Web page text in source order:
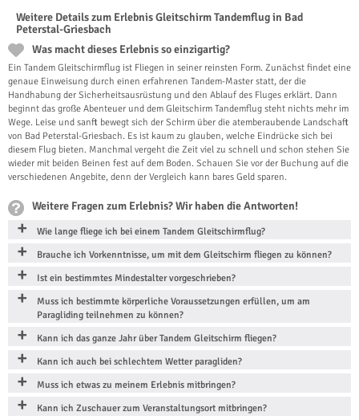
Weitere Details zum Erlebnis Gleitschirm Tandemflug in Bad
Peterstal-Griesbach
Was macht dieses Erlebnis so einzigartig?
Ein Tandem Gleitschirmflug ist Fliegen in seiner reinsten Form. Zunächst findet eine
genaue Einweisung durch einen erfahrenen Tandem-Master statt, der die
Handhabung der Sicherheitsausrüstung und den Ablauf des Fluges erklärt. Dann
beginnt das große Abenteuer und dem Gleitschirm Tandemflug steht nichts mehr im
Wege. Leise und sanft bewegt sich der Schirm über die atemberaubende Landschaft
von Bad Peterstal-Griesbach. Es ist kaum zu glauben, welche Eindrücke sich bei
diesem Flug bieten. Manchmal vergeht die Zeit viel zu schnell und schon stehen Sie
wieder mit beiden Beinen fest auf dem Boden. Schauen Sie vor der Buchung auf die
verschiedenen Angebite, denn der Vergleich kann bares Geld sparen.
Weitere Fragen zum Erlebnis? Wir haben die Antworten!
Wie lange fliege ich bei einem Tandem Gleitschirmflug?
Brauche ich Vorkenntnisse, um mit dem Gleitschirm fliegen zu können?
Ist ein bestimmtes Mindestalter vorgeschrieben?
Muss ich bestimmte körperliche Voraussetzungen erfüllen, um am
Paragliding teilnehmen zu können?
Kann ich das ganze Jahr über Tandem Gleitschirm fliegen?
Kann ich auch bei schlechtem Wetter paragliden?
Muss ich etwas zu meinem Erlebnis mitbringen?
Kann ich Zuschauer zum Veranstaltungsort mitbringen?